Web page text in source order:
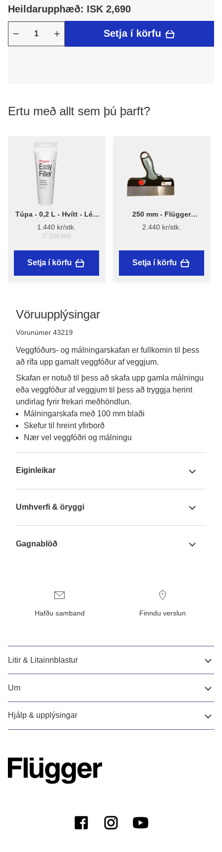
Heildarupphæð: ISK 2,690
Setja í körfu
Ertu með allt sem þú þarft?
Túpa - 0,2 L - Hvítt - Létt
spartl - Easy Filler Flügger
1.440 kr/stk.
(7.200 kr/l)
Setja í körfu
250 mm - Flügger
Sandspartlspaði 2K
2.440 kr/stk.
Setja í körfu
Vöruupplýsingar
Vörunúmer 43219
Veggfóðurs- og málningarskafan er fullkomin til þess
að rífa upp gamalt veggfóður af veggjum.
Skafan er notuð til þess að skafa upp gamla málningu
eða veggfóður af veggjum til þess að tryggja herint
undirlag fyrir frekari meðhöndlun.
Málningarskafa með 100 mm blaði
Skefur til hreint yfirborð
Nær vel veggfóðri og málningu
Eiginleikar
Umhverfi & öryggi
Gagnablöð
Hafðu samband Finndu verslun
Litir & Litainnblastur
Um
Hjálp & upplýsingar